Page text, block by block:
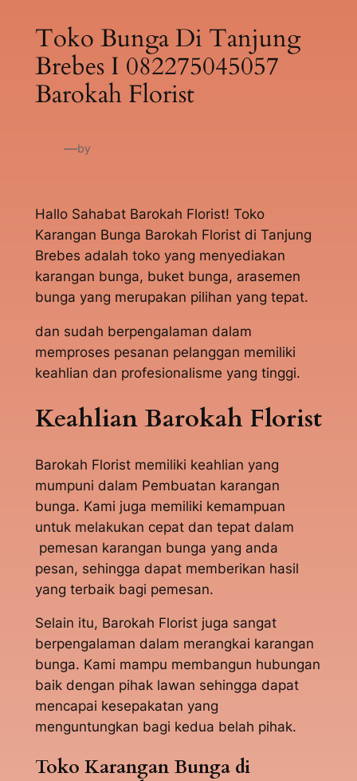
Toko Bunga Di Tanjung
Brebes I 082275045057
Barokah Florist
—by
Hallo Sahabat Barokah Florist! Toko
Karangan Bunga Barokah Florist di Tanjung
Brebes adalah toko yang menyediakan
karangan bunga, buket bunga, arasemen
bunga yang merupakan pilihan yang tepat.
dan sudah berpengalaman dalam
memproses pesanan pelanggan memiliki
keahlian dan profesionalisme yang tinggi.
Keahlian Barokah Florist
Barokah Florist memiliki keahlian yang
mumpuni dalam Pembuatan karangan
bunga. Kami juga memiliki kemampuan
untuk melakukan cepat dan tepat dalam
pemesan karangan bunga yang anda
pesan, sehingga dapat memberikan hasil
yang terbaik bagi pemesan.
Selain itu, Barokah Florist juga sangat
berpengalaman dalam merangkai karangan
bunga. Kami mampu membangun hubungan
baik dengan pihak lawan sehingga dapat
mencapai kesepakatan yang
menguntungkan bagi kedua belah pihak.
Toko Karangan Bunga di